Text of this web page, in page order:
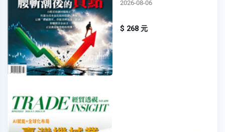
2026-08-06
$ 268 元